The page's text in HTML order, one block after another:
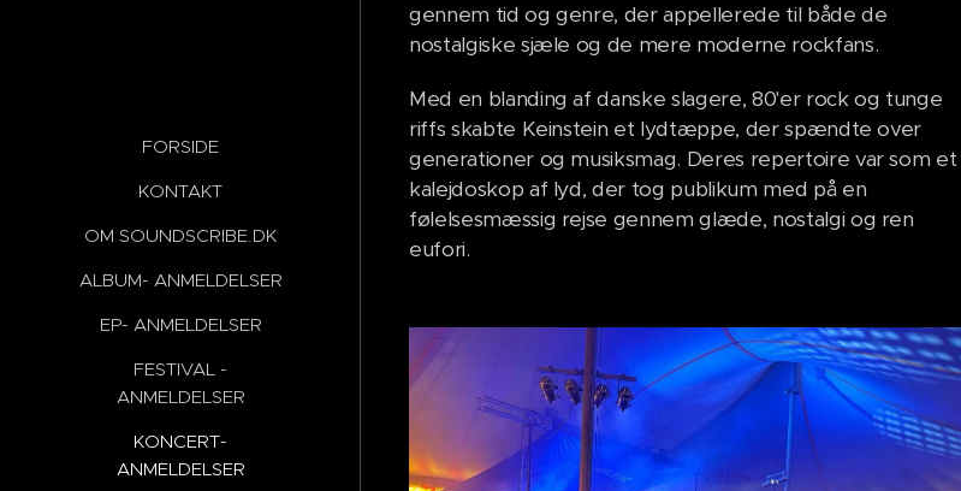
FORSIDE
KONTAKT
OM SOUNDSCRIBE.DK
ALBUM- ANMELDELSER
EP- ANMELDELSER
FESTIVAL -
ANMELDELSER
KONCERT-
ANMELDELSER
gennem tid og genre, der appellerede til både de
nostalgiske sjæle og de mere moderne rockfans.
Med en blanding af danske slagere, 80'er rock og tunge
riffs skabte Keinstein et lydtæppe, der spændte over
generationer og musiksmag. Deres repertoire var som et
kalejdoskop af lyd, der tog publikum med på en
følelsesmæssig rejse gennem glæde, nostalgi og ren
eufori.